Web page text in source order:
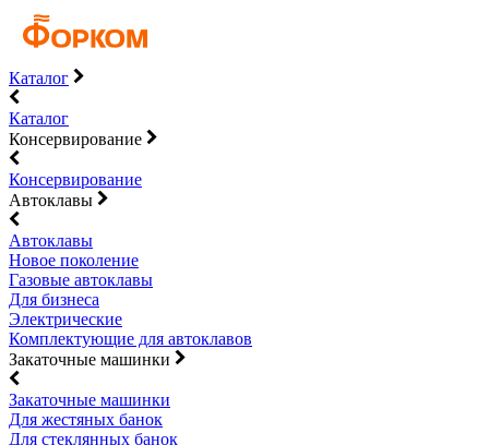
Каталог
Каталог
Консервирование
Консервирование
Автоклавы
Автоклавы
Новое поколение
Газовые автоклавы
Для бизнеса
Электрические
Комплектующие для автоклавов
Закаточные машинки
Закаточные машинки
Для жестяных банок
Для стеклянных банок